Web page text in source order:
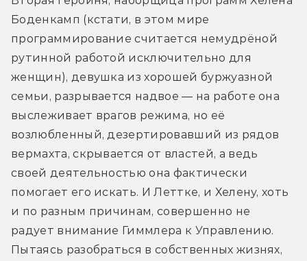
Боденкамп (кстати, в этом мире
программирование считается немудрёной
рутинной работой исключительно для
женщин), девушка из хорошей буржуазной
семьи, разрывается надвое — на работе она
выслеживает врагов режима, но её
возлюбленный, дезертировавший из рядов
вермахта, скрывается от властей, а ведь
своей деятельностью она фактически
помогает его искать. И Леттке, и Хелену, хоть
и по разным причинам, совершенно не
радует внимание Гиммлера к Управлению.
Пытаясь разобраться в собственных жизнях,